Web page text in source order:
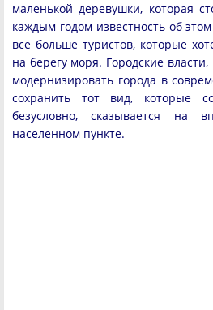
маленькой деревушки, которая
каждым годом известность об
все больше туристов, которые
на берегу моря. Городские
модернизировать города в
сохранить тот вид, которые
безусловно, сказывается на
населенном пункте.